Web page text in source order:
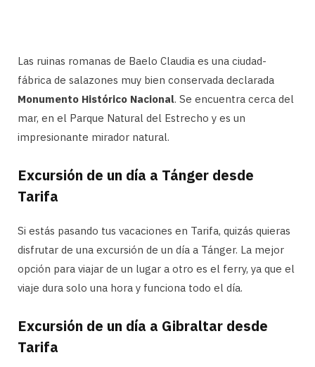
Las ruinas romanas de Baelo Claudia es una ciudad-
fábrica de salazones muy bien conservada declarada
Monumento Histórico Nacional. Se encuentra cerca del
mar, en el Parque Natural del Estrecho y es un
impresionante mirador natural.
Excursión de un día a Tánger desde
Tarifa
Si estás pasando tus vacaciones en Tarifa, quizás quieras
disfrutar de una excursión de un día a Tánger. La mejor
opción para viajar de un lugar a otro es el ferry, ya que el
viaje dura solo una hora y funciona todo el día.
Excursión de un día a Gibraltar desde
Tarifa